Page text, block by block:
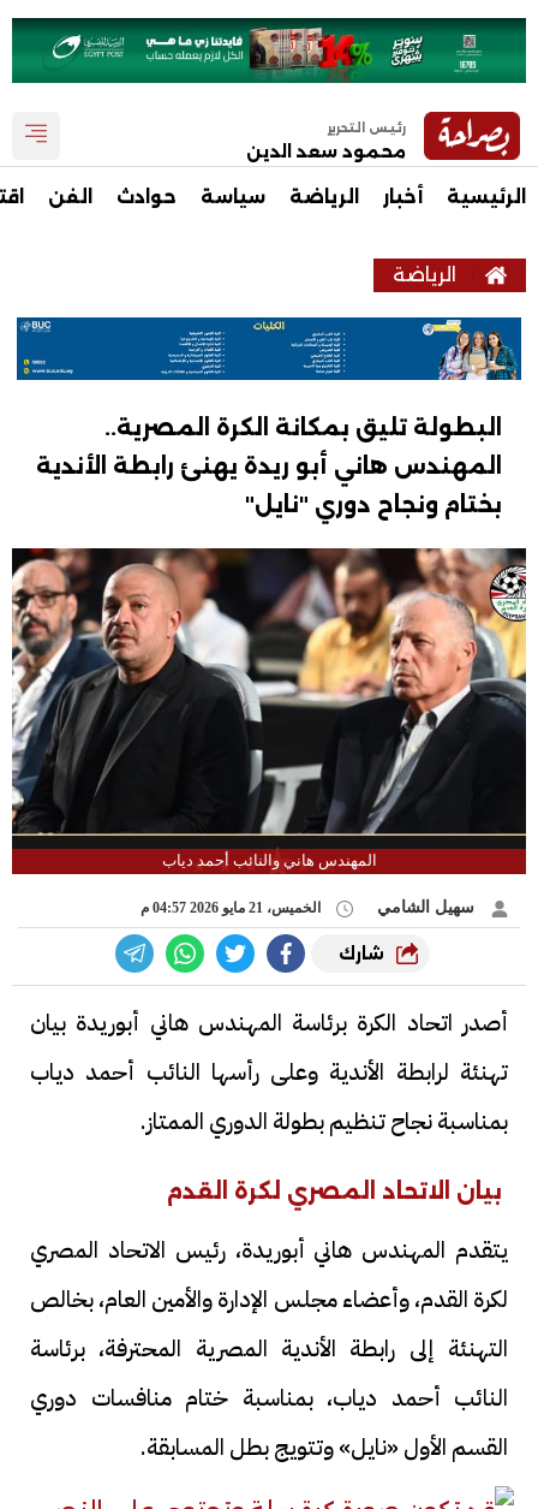
رئيس التحرير
محمود سعد الدين
الرئيسية أخبار الرياضة سياسة حوادث الفن
الرياضة
البطولة تليق بمكانة الكرة المصرية..
المهندس هاني أبو ريدة يهنئ رابطة الأندية
بختام ونجاح دوري "نايل"
المهندس هاني والنائب أحمد دياب
سهيل الشامي الخميس، 21 مايو 2026 04:57 م
شارك
أصدر اتحاد الكرة برئاسة المهندس هاني أبوريدة بيان
تهنئة لرابطة الأندية وعلى رأسها النائب أحمد دياب
بمناسبة نجاح تنظيم بطولة الدوري الممتاز.
بيان الاتحاد المصري لكرة القدم
يتقدم المهندس هاني أبوريدة، رئيس الاتحاد المصري
لكرة القدم، وأعضاء مجلس الإدارة والأمين العام، بخالص
التهنئة إلى رابطة الأندية المصرية المحترفة، برئاسة
النائب أحمد دياب، بمناسبة ختام منافسات دوري
القسم الأول «نايل» وتتويج بطل المسابقة.